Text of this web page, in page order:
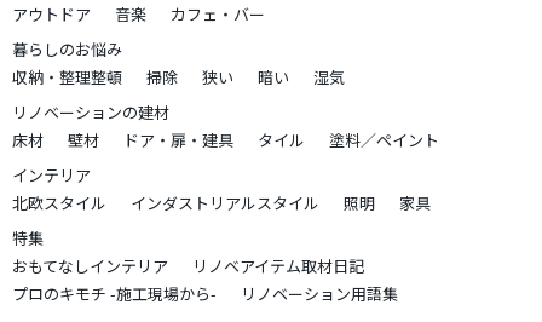
アウトドア
音楽
カフェ・バー
暮らしのお悩み
収納・整理整頓
掃除 狭い 暗い
湿気
リノベーションの建材
床材
壁材 ドア・扉・建具 タイル
塗料／ペイント
インテリア
北欧スタイル
インダストリアルスタイル 照明
家具
特集
おもてなしインテリア
リノベアイテム取材日記
プロのキモチ -施工現場から-
リノベーション用語集